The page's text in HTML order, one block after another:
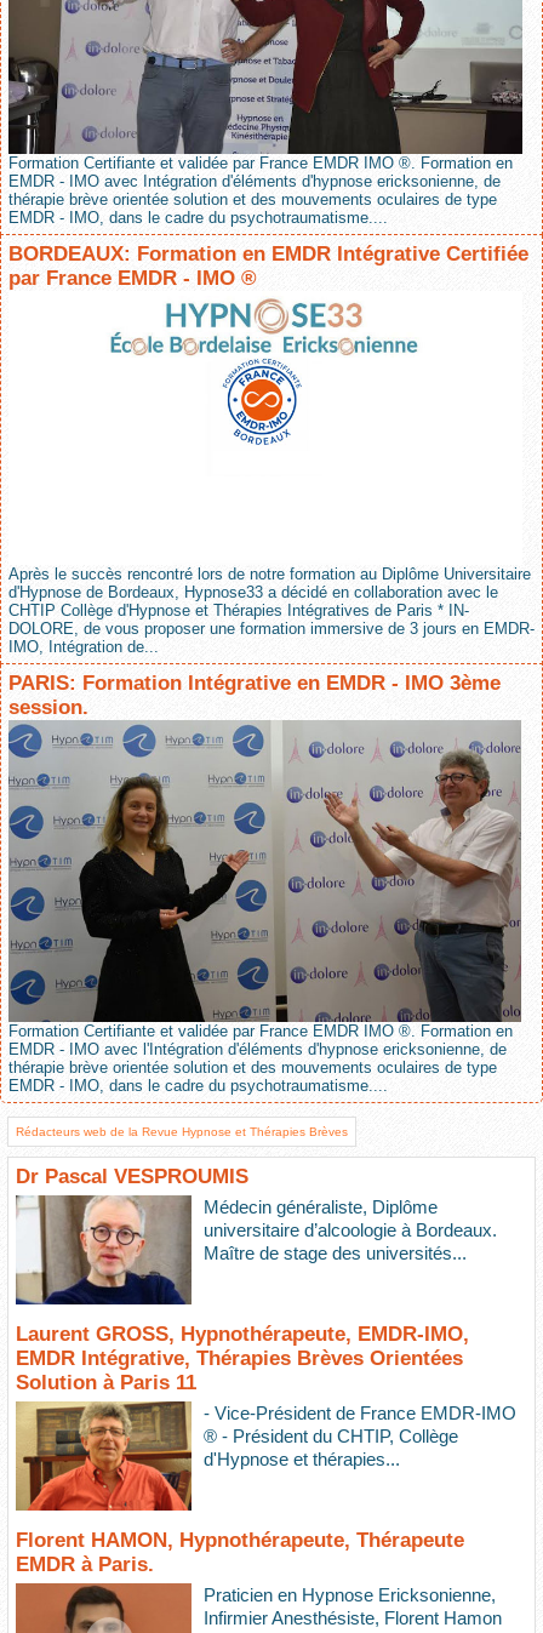
Formation Certifiante et validée par France EMDR IMO ®. Formation en
EMDR - IMO avec Intégration d'éléments d'hypnose ericksonienne, de
thérapie brève orientée solution et des mouvements oculaires de type
EMDR - IMO, dans le cadre du psychotraumatisme....
BORDEAUX: Formation en EMDR Intégrative Certifiée
par France EMDR - IMO ®
Après le succès rencontré lors de notre formation au Diplôme Universitaire
d'Hypnose de Bordeaux, Hypnose33 a décidé en collaboration avec le
CHTIP Collège d'Hypnose et Thérapies Intégratives de Paris * IN-
DOLORE, de vous proposer une formation immersive de 3 jours en EMDR-
IMO, Intégration de...
PARIS: Formation Intégrative en EMDR - IMO 3ème
session.
Formation Certifiante et validée par France EMDR IMO ®. Formation en
EMDR - IMO avec l'Intégration d'éléments d'hypnose ericksonienne, de
thérapie brève orientée solution et des mouvements oculaires de type
EMDR - IMO, dans le cadre du psychotraumatisme....
Rédacteurs web de la Revue Hypnose et Thérapies Brèves
Dr Pascal VESPROUMIS
Médecin généraliste, Diplôme
universitaire d’alcoologie à Bordeaux.
Maître de stage des universités...
Laurent GROSS, Hypnothérapeute, EMDR-IMO,
EMDR Intégrative, Thérapies Brèves Orientées
Solution à Paris 11
- Vice-Président de France EMDR-IMO
® - Président du CHTIP, Collège
d'Hypnose et thérapies...
Florent HAMON, Hypnothérapeute, Thérapeute
EMDR à Paris.
Praticien en Hypnose Ericksonienne,
Infirmier Anesthésiste, Florent Hamon